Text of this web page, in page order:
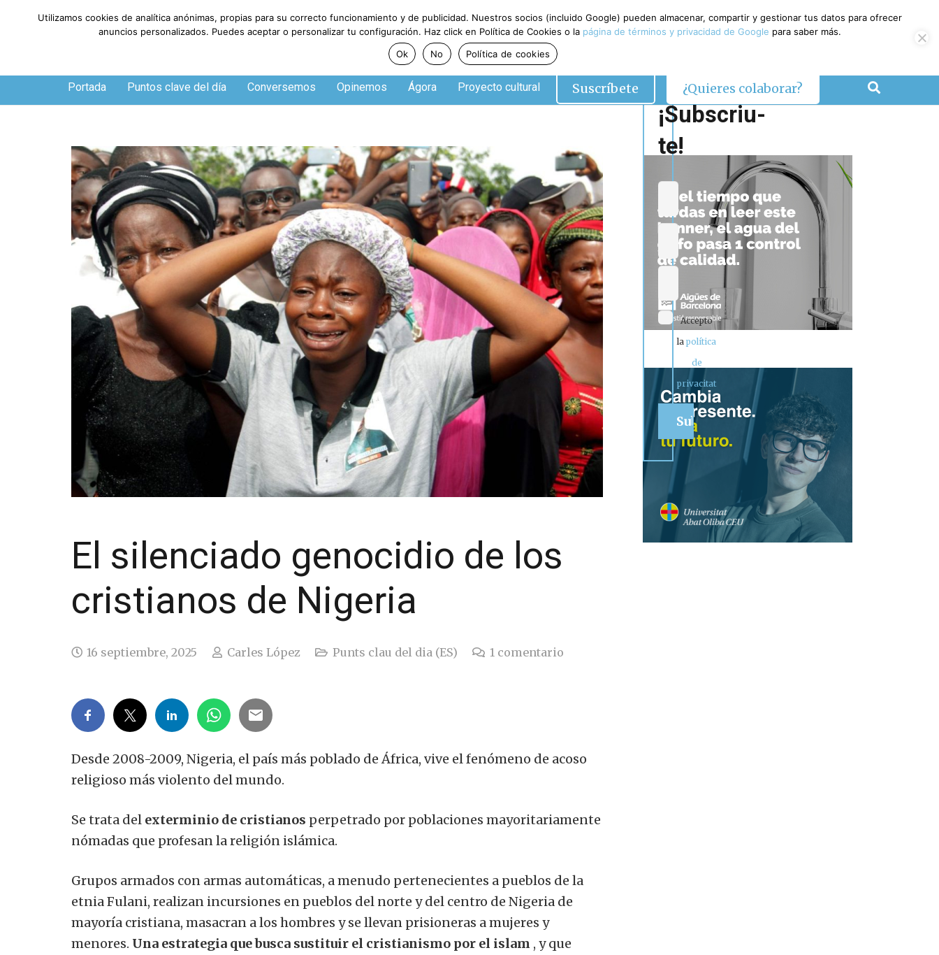
Sábado, 8 de agosto de 2026
Portada Puntos clave del día Conversemos Opinemos Ágora Proyecto cultural Suscríbete ¿Quieres colaborar?
El silenciado genocidio de los
cristianos de Nigeria
16 septiembre, 2025 Carles López Punts clau del dia (ES) 1 comentario
Desde 2008-2009, Nigeria, el país más poblado de África, vive el fenómeno de acoso
religioso más violento del mundo.
Se trata del exterminio de cristianos perpetrado por poblaciones mayoritariamente
nómadas que profesan la religión islámica.
Grupos armados con armas automáticas, a menudo pertenecientes a pueblos de la
etnia Fulani, realizan incursiones en pueblos del norte y del centro de Nigeria de
mayoría cristiana, masacran a los hombres y se llevan prisioneras a mujeres y
menores. Una estrategia que busca sustituir el cristianismo por el islam , y que
¡Subscriu-
te!
Accepto
lapolítica
de
privacitat
Utilizamos cookies de analítica anónimas, propias para su correcto funcionamiento y de publicidad. Nuestros socios (incluido Google) pueden almacenar, compartir y gestionar tus datos para ofrecer
anuncios personalizados. Puedes aceptar o personalizar tu configuración. Haz click en Política de Cookies o la página de términos y privacidad de Google para saber más.
Ok
No Política de cookies